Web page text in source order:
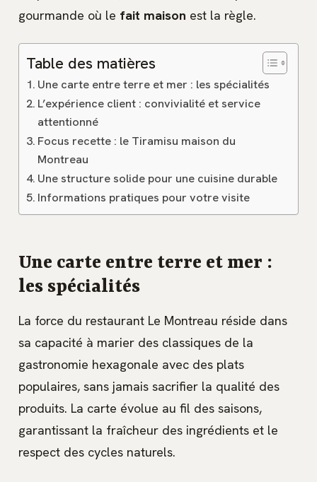
gourmande où le fait maison est la règle.
Table des matières
Une carte entre terre et mer : les spécialités
L’expérience client : convivialité et service
attentionné
Focus recette : le Tiramisu maison du
Montreau
Une structure solide pour une cuisine durable
Informations pratiques pour votre visite
Une carte entre terre et mer :
les spécialités
La force du restaurant Le Montreau réside dans
sa capacité à marier des classiques de la
gastronomie hexagonale avec des plats
populaires, sans jamais sacrifier la qualité des
produits. La carte évolue au fil des saisons,
garantissant la fraîcheur des ingrédients et le
respect des cycles naturels.